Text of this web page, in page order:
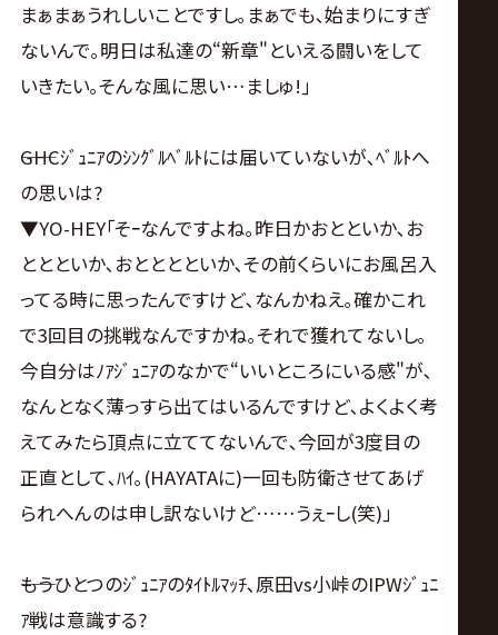
まぁまぁうれしいことですし｡まぁでも､始まりにすぎ
ないんで｡明日は私達の“新章"といえる闘いをして
いきたい｡そんな風に思い…ましゅ!｣
――GHCｼﾞｭﾆｱのｼﾝｸﾞﾙﾍﾞﾙﾄには届いていないが､ﾍﾞﾙﾄへ
の思いは?
▼YO-HEY｢そｰなんですよね｡昨日かおとといか､お
ととといか､おとととといか､その前くらいにお風呂入
ってる時に思ったんですけど､なんかねえ｡確かこれ
で3回目の挑戦なんですかね｡それで獲れてないし｡
今自分はﾉｱｼﾞｭﾆｱのなかで“いいところにいる感"が､
なんとなく薄っすら出てはいるんですけど､よくよく考
えてみたら頂点に立ててないんで､今回が3度目の
正直として､ﾊｲ｡(HAYATAに)一回も防衛させてあげ
られへんのは申し訳ないけど……うぇｰし(笑)｣
――もうひとつのｼﾞｭﾆｱのﾀｲﾄﾙﾏｯﾁ､原田vs小峠のIPWｼﾞｭﾆ
ｱ戦は意識する?